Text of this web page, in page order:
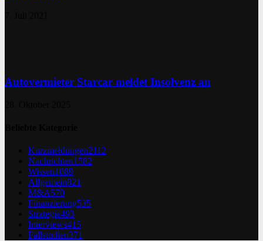
Autovermieter Starcar meldet Insolvenz an
Kurzmeldungen2112
Nachrichten1582
Wissen1089
Allgemein821
M&A570
Finanzierung535
Strategie493
Interviews415
Fallstudien371